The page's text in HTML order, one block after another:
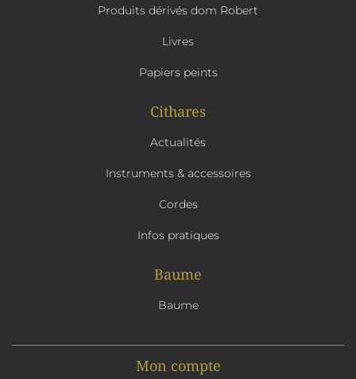
Produits dérivés dom Robert
Livres
Papiers peints
Cithares
Actualités
Instruments & accessoires
Cordes
Infos pratiques
Baume
Baume
Mon compte